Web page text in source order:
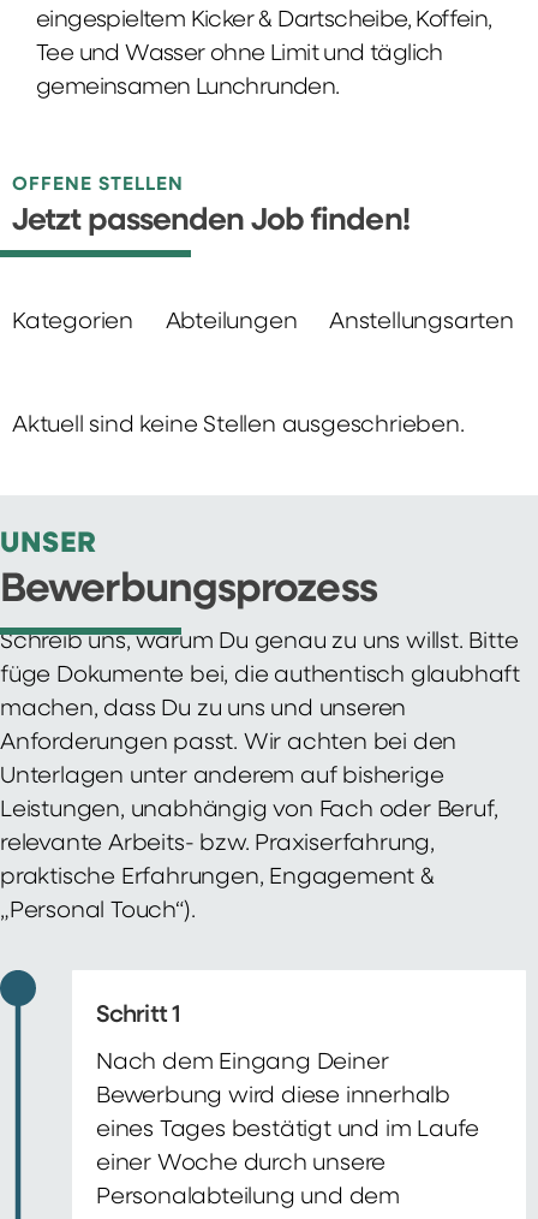
eingespieltem Kicker & Dartscheibe, Koffein,
Tee und Wasser ohne Limit und täglich
gemeinsamen Lunchrunden.
OFFENE STELLEN
Jetzt passenden Job finden!
Kategorien Abteilungen Anstellungsarten
Aktuell sind keine Stellen ausgeschrieben.
UNSER
Bewerbungsprozess
Schreib uns, warum Du genau zu uns willst. Bitte
füge Dokumente bei, die authentisch glaubhaft
machen, dass Du zu uns und unseren
Anforderungen passt. Wir achten bei den
Unterlagen unter anderem auf bisherige
Leistungen, unabhängig von Fach oder Beruf,
relevante Arbeits- bzw. Praxiserfahrung,
praktische Erfahrungen, Engagement &
„Personal Touch“).
Schritt 1
Nach dem Eingang Deiner
Bewerbung wird diese innerhalb
eines Tages bestätigt und im Laufe
einer Woche durch unsere
Personalabteilung und dem